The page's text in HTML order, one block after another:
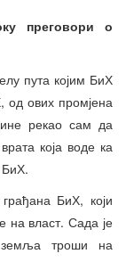
преговори о
пута којим БиХ
од ових промјена
рекао сам да
која воде ка
БиХ, који
на власт. Сада је
троши на